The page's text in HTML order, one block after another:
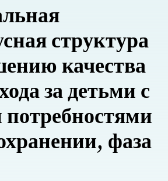
структура
качества
за детьми с
фаза